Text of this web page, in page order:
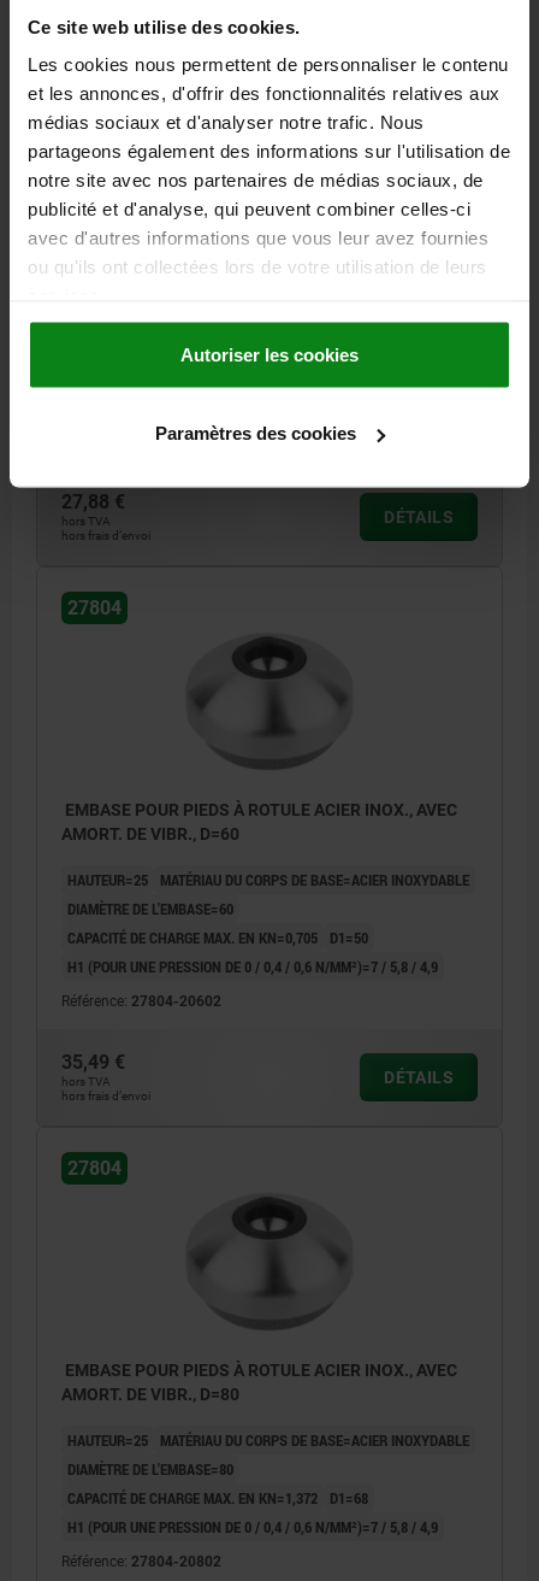
Ce site web utilise des cookies.
Les cookies nous permettent de personnaliser le contenu
et les annonces, d'offrir des fonctionnalités relatives aux
médias sociaux et d'analyser notre trafic. Nous
partageons également des informations sur l'utilisation de
notre site avec nos partenaires de médias sociaux, de
publicité et d'analyse, qui peuvent combiner celles-ci
avec d'autres informations que vous leur avez fournies
ou qu'ils ont collectées lors de votre utilisation de leurs
Autoriser les cookies
Paramètres des cookies
EMBASE POUR PIEDS À ROTULE ACIER INOX., AVEC
AMORT. DE VIBR., D=50
HAUTEUR=25 MATÉRIAU DU CORPS DE BASE=ACIER INOXYDABLE
DIAMÈTRE DE L'EMBASE=50
27804-20502
27,88 €
hors TVA
hors frais d’envoi
DÉTAILS
27804
EMBASE POUR PIEDS À ROTULE ACIER INOX., AVEC
AMORT. DE VIBR., D=60
HAUTEUR=25
MATÉRIAU DU CORPS DE BASE=ACIER INOXYDABLE
DIAMÈTRE DE L'EMBASE=60
CAPACITÉ DE CHARGE MAX. EN KN=0,705
D1=50
H1 (POUR UNE PRESSION DE 0 / 0,4 / 0,6 N/MM²)=7 / 5,8 / 4,9
Référence: 27804-20602
35,49 €
hors TVA
hors frais d’envoi
DÉTAILS
27804
EMBASE POUR PIEDS À ROTULE ACIER INOX., AVEC
AMORT. DE VIBR., D=80
HAUTEUR=25
MATÉRIAU DU CORPS DE BASE=ACIER INOXYDABLE
DIAMÈTRE DE L'EMBASE=80
CAPACITÉ DE CHARGE MAX. EN KN=1,372
D1=68
H1 (POUR UNE PRESSION DE 0 / 0,4 / 0,6 N/MM²)=7 / 5,8 / 4,9
Référence: 27804-20802